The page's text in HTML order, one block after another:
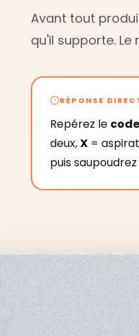
Avant tout
qu'il supporte.
RÉPONSE
Repérez le
deux,X =
puis